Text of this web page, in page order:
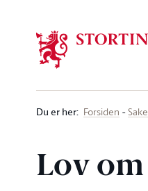
Du er her: Forsiden
Lov